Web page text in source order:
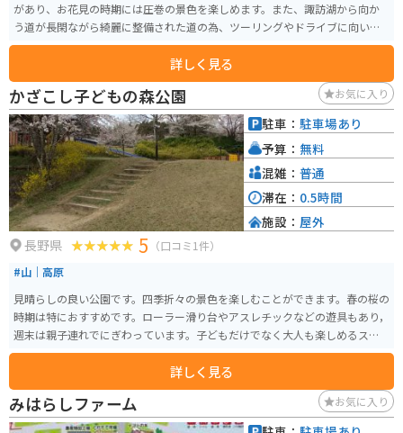
があり、お花見の時期には圧巻の景色を楽しめます。また、諏訪湖から向か
う道が長閑ながら綺麗に整備された道の為、ツーリングやドライブに向いて
います。
詳しく見る
かざこし子どもの森公園 お気に入り
長野県 5 （口コミ1件）
#山｜高原
見晴らしの良い公園です。四季折々の景色を楽しむことができます。春の桜の
時期は特におすすめです。ローラー滑り台やアスレチックなどの遊具もあり，
週末は親子連れでにぎわっています。子どもだけでなく大人も楽しめるスポ
ットです。
詳しく見る
駐車： 駐車場あり
予算： 無料
混雑： 普通
滞在： 0.5時間
施設： 屋外
みはらしファーム お気に入り